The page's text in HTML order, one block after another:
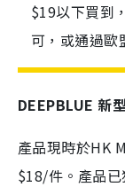
$19以下買到
可，或通過歐
DEEPBLUE 新
產品現時於HK
$18/件。產品